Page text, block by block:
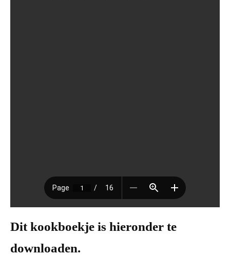
Dit kookboekje is hieronder te
downloaden.